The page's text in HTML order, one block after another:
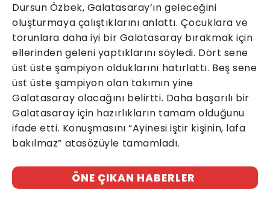
Dursun Özbek, Galatasaray’ın geleceğini
oluşturmaya çalıştıklarını anlattı. Çocuklara ve
torunlara daha iyi bir Galatasaray bırakmak için
ellerinden geleni yaptıklarını söyledi. Dört sene
üst üste şampiyon olduklarını hatırlattı. Beş sene
üst üste şampiyon olan takımın yine
Galatasaray olacağını belirtti. Daha başarılı bir
Galatasaray için hazırlıkların tamam olduğunu
ifade etti. Konuşmasını “Ayinesi iştir kişinin, lafa
bakılmaz” atasözüyle tamamladı.
ÖNE ÇIKAN HABERLER